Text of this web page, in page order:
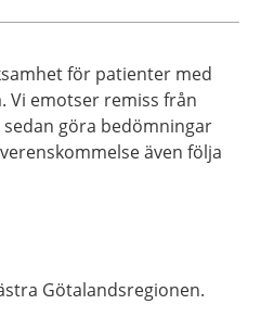
för patienter med
Vi emotser remiss från
göra bedömningar
även följa
Götalandsregionen.